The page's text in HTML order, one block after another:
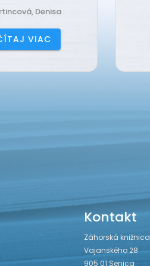
Jančová, Katarína
ČÍTAJ VIAC
Kontakt
Záhorská knižnica
Vajanského 28
905 01 Senica